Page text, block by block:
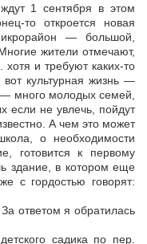
1 сентября в этом
то откроется новая
— большой,
жители отмечают,
хотя и требуют каких-то
культурная жизнь —
много молодых семей,
если не увлечь, пойдут
А чем это может
о необходимости
готовится к первому
здание, в котором еще
с гордостью говорят:
ответом я обратилась
садика по пер.